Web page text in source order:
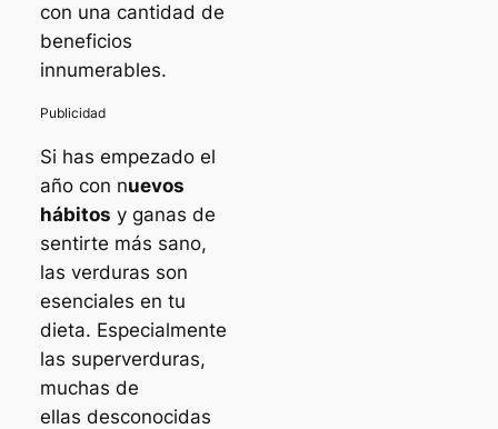
con una cantidad de
beneficios
innumerables.
Si has empezado el
año con nuevos
hábitos y ganas de
sentirte más sano,
las verduras son
esenciales en tu
dieta. Especialmente
las superverduras,
muchas de
ellas desconocidas